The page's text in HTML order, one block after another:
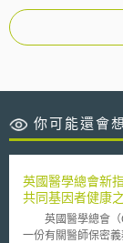
你可能還會
英國醫學總會新指南 提醒醫師在保護病患隱私權和保
共同基因者健康
英國醫學總會（
一份有關醫師保密